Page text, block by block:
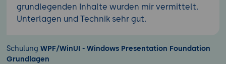
grundlegenden Inhalte wurden mir vermittelt.
Unterlagen und Technik sehr gut.
Schulung WPF/WinUI - Windows Presentation Foundation
Grundlagen